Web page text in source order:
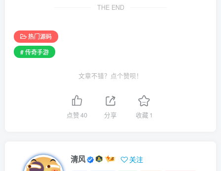
THE END
热门源码
# 传奇手游
文章不错？点个赞呗！
点赞40 分享 收藏 1
清风 关注